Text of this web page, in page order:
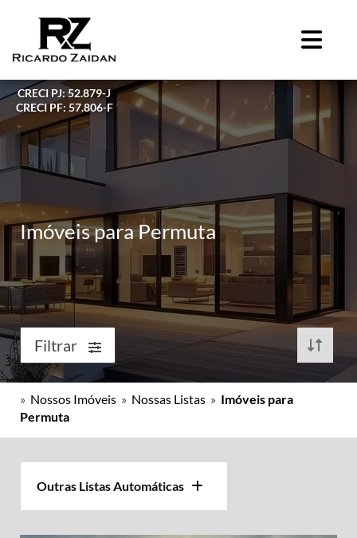
CRECI PJ: 52.879-J
CRECI PF: 57.806-F
Imóveis para Permuta
Filtrar
» Nossos Imóveis » Nossas Listas » Imóveis para
Permuta
Outras Listas Automáticas